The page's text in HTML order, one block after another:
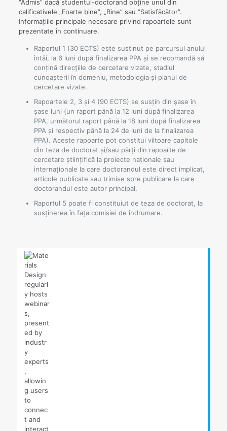
“Admis” dacă studentul-doctorand obţine unul din
calificativele „Foarte bine”, „Bine” sau “Satisfăcător”.
Informațiile principale necesare privind rapoartele sunt
prezentate în continuare.
Raportul 1 (30 ECTS) este susținut pe parcursul anului
întâi, la 6 luni după finalizarea PPA și se recomandă să
conțină direcțiile de cercetare vizate, stadiul
cunoaşterii în domeniu, metodologia și planul de
cercetare vizate.
Rapoartele 2, 3 și 4 (90 ECTS) se susțin din șase în
șase luni (un raport până la 12 luni după finalizarea
PPA, următorul raport până la 18 luni după finalizarea
PPA și respectiv până la 24 de luni de la finalizarea
PPA). Aceste rapoarte pot constitui viitoare capitole
din teza de doctorat şi/sau părţi din rapoarte de
cercetare ştiinţifică la proiecte naţionale sau
internaţionale la care doctorandul este direct implicat,
articole publicate sau trimise spre publicare la care
doctorandul este autor principal.
Raportul 5 poate fi constituiut de teza de doctorat, la
susținerea în fața comisiei de îndrumare.